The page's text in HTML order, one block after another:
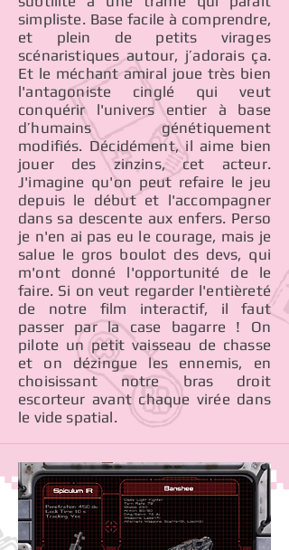
simpliste. Base facile à comprendre,
et plein de petits virages
scénaristiques autour, j’adorais ça.
Et le méchant amiral joue très bien
l'antagoniste cinglé qui veut
conquérir l'univers entier à base
d’humains génétiquement
modifiés. Décidément, il aime bien
jouer des zinzins, cet acteur.
J'imagine qu'on peut refaire le jeu
depuis le début et l'accompagner
dans sa descente aux enfers. Perso
je n'en ai pas eu le courage, mais je
salue le gros boulot des devs, qui
m'ont donné l'opportunité de le
faire. Si on veut regarder l'entièreté
de notre film interactif, il faut
passer par la case bagarre ! On
pilote un petit vaisseau de chasse
et on dézingue les ennemis, en
choisissant notre bras droit
escorteur avant chaque virée dans
le vide spatial.